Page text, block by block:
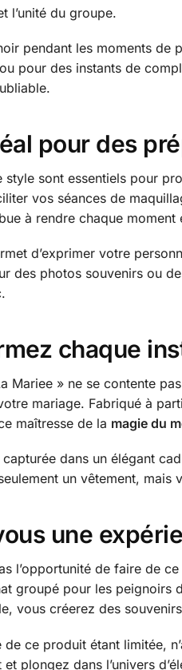
l’unité du groupe.
pendant les moments de
pour des instants de
pour des
style sont essentiels pour
vos séances de
à rendre chaque
d’exprimer votre
des photos souvenirs ou
chaque
Mariee » ne se contente
mariage. Fabriqué à
maîtresse de la magie du
dans un élégant
un vêtement,
une
l’opportunité de faire de
groupé pour les peignoirs
vous créerez des
de ce produit étant limitée,
et plongez dans l’univers